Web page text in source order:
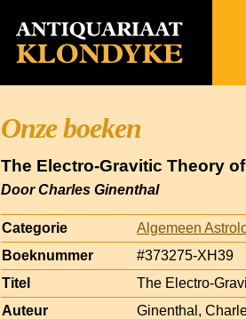
Onze boeken
The Electro-Gravitic Theory
Door Charles Ginenthal
Categorie
Algemeen
Boeknummer
#373275-XH39
Titel
The Electro-
Auteur
Ginenthal,